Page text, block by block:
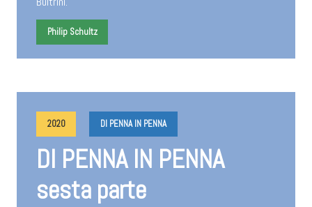
Philip Schultz
2020 DI PENNA IN PENNA
DI PENNA IN PENNA
sesta parte